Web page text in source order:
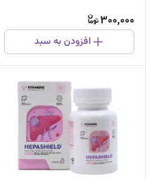
300,000
افزودن به سبد